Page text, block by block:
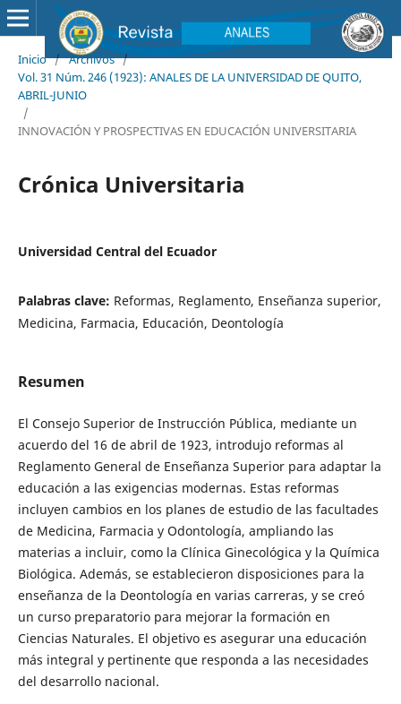
Inicio / Archivos /
Vol. 31 Núm. 246 (1923): ANALES DE LA UNIVERSIDAD DE QUITO,
ABRIL-JUNIO
/
INNOVACIÓN Y PROSPECTIVAS EN EDUCACIÓN UNIVERSITARIA
Crónica Universitaria
Universidad Central del Ecuador
Palabras clave: Reformas, Reglamento, Enseñanza superior,
Medicina, Farmacia, Educación, Deontología
Resumen
El Consejo Superior de Instrucción Pública, mediante un
acuerdo del 16 de abril de 1923, introdujo reformas al
Reglamento General de Enseñanza Superior para adaptar la
educación a las exigencias modernas. Estas reformas
incluyen cambios en los planes de estudio de las facultades
de Medicina, Farmacia y Odontología, ampliando las
materias a incluir, como la Clínica Ginecológica y la Química
Biológica. Además, se establecieron disposiciones para la
enseñanza de la Deontología en varias carreras, y se creó
un curso preparatorio para mejorar la formación en
Ciencias Naturales. El objetivo es asegurar una educación
más integral y pertinente que responda a las necesidades
del desarrollo nacional.